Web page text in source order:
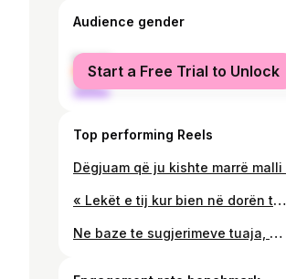
Audience gender
female
male
Start a Free Trial to Unlock
Top performing Reels
« Lekët e tij kur bien në dorën time, janë të miat » 👵🏻 #gjyshjadojnes
Ne baze te sugjerimeve tuaja, çdo jave do bejme nga nje interviste me @gjyshjadojnes ♥️ Sugjeroni poshte ne koment temat per diskutim